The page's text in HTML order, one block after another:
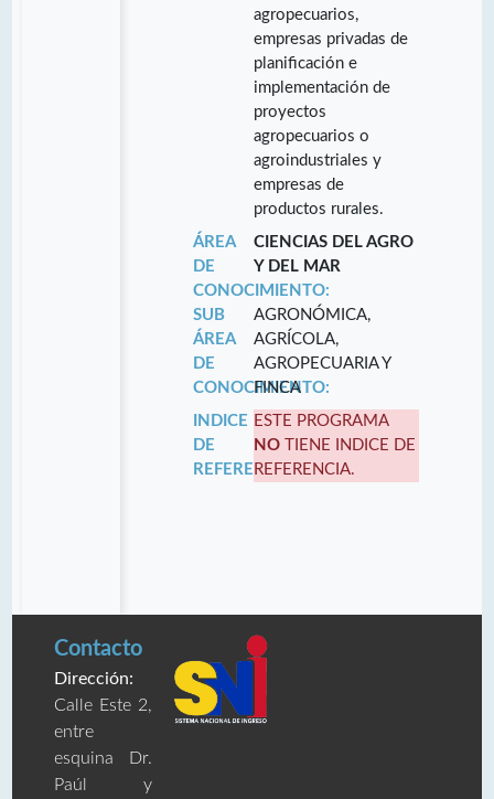
agropecuarios,
empresas privadas de
planificación e
implementación de
proyectos
agropecuarios o
agroindustriales y
empresas de
productos rurales.
ÁREA
DE
CONOCIMIENTO:
CIENCIAS DEL AGRO
Y DEL MAR
SUB
ÁREA
DE
CONOCIMIENTO:
AGRONÓMICA,
AGRÍCOLA,
AGROPECUARIA Y
FINCA
INDICE
DE
REFERENCIA:
ESTE PROGRAMA
NO TIENE INDICE DE
REFERENCIA.
Contacto
Dirección:
Calle Este 2,
entre
esquina Dr.
Paúl y